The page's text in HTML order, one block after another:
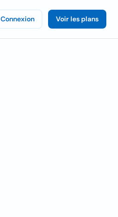
Connexion Voir les plans